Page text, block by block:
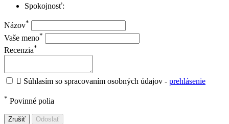
Spokojnosť:
Názov*
Vaše meno*
Recenzia*
 Súhlasím so spracovaním osobných údajov - prehlásenie
* Povinné polia
Zrušiť Odoslať